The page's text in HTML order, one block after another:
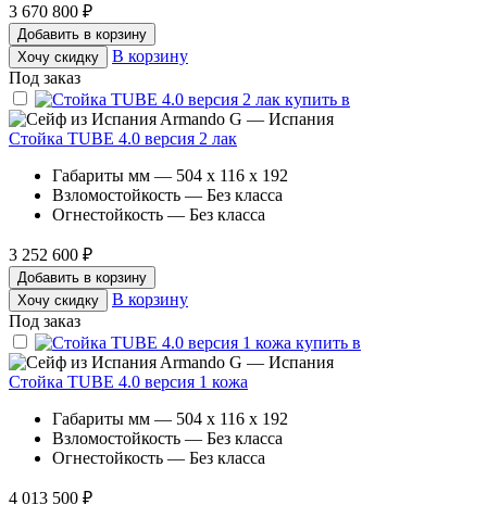
3 670 800 ₽
Добавить в корзину
Хочу скидку
В корзину
Под заказ
Armando G — Испания
Стойка TUBE 4.0 версия 2 лак
Габариты мм — 504 x 116 x 192
Взломостойкость — Без класса
Огнестойкость — Без класса
3 252 600 ₽
Добавить в корзину
Хочу скидку
В корзину
Под заказ
Armando G — Испания
Стойка TUBE 4.0 версия 1 кожа
Габариты мм — 504 x 116 x 192
Взломостойкость — Без класса
Огнестойкость — Без класса
4 013 500 ₽